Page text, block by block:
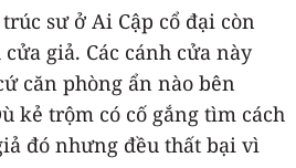
sư ở Ai Cập cổ đại còn
giả. Các cánh cửa này
căn phòng ẩn nào bên
kẻ trộm có cố gắng tìm cách
đó nhưng đều thất bại vì